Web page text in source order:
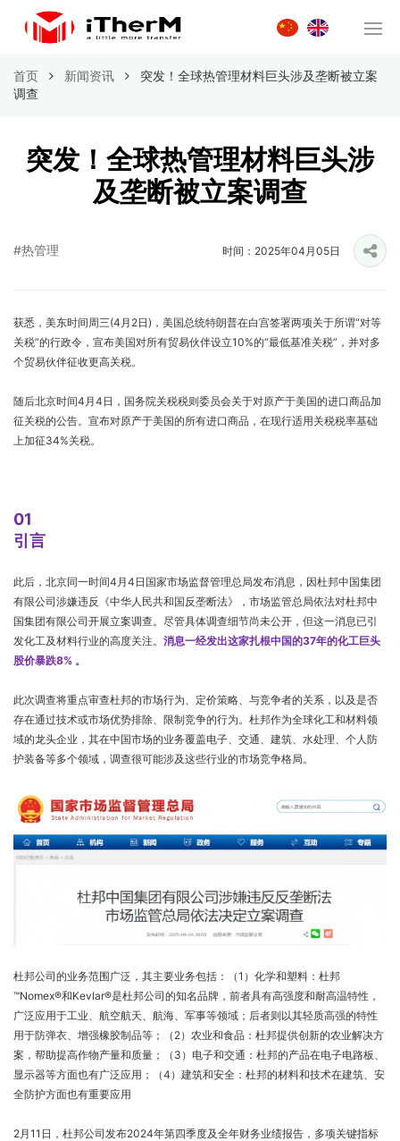
首页 新闻资讯
突发！全球热管理材料巨头涉及垄断被立案
调查
突发！全球热管理材料巨头涉
及垄断被立案调查
#热管理 时间：2025年04月05日
获悉，美东时间周三(4月2日)，美国总统特朗普在白宫签署两项关于所谓“对等
关税”的行政令，宣布美国对所有贸易伙伴设立10%的“最低基准关税”，并对多
个贸易伙伴征收更高关税。
随后北京时间4月4日，国务院关税税则委员会关于对原产于美国的进口商品加
征关税的公告。宣布对原产于美国的所有进口商品，在现行适用关税税率基础
上加征34%关税。
01
引言
此后，北京同一时间4月4日国家市场监督管理总局发布消息，因杜邦中国集团
有限公司涉嫌违反《中华人民共和国反垄断法》，市场监管总局依法对杜邦中
国集团有限公司开展立案调查。尽管具体调查细节尚未公开，但这一消息已引
发化工及材料行业的高度关注。 消息一经发出这家扎根中国的37年的化工巨头
股价暴跌8% 。
此次调查将重点审查杜邦的市场行为、定价策略、与竞争者的关系，以及是否
存在通过技术或市场优势排除、限制竞争的行为。杜邦作为全球化工和材料领
域的龙头企业，其在中国市场的业务覆盖电子、交通、建筑、水处理、个人防
护装备等多个领域，调查很可能涉及这些行业的市场竞争格局。
杜邦公司的业务范围广泛，其主要业务包括：（1）化学和塑料‌：杜邦
™Nomex®和Kevlar®是杜邦公司的知名品牌，前者具有高强度和耐高温特性，
广泛应用于工业、航空航天、航海、军事等领域；后者则以其轻质高强的特性
用于防弹衣、增强橡胶制品等；（2）农业和食品‌：杜邦提供创新的农业解决方
案，帮助提高作物产量和质量；（3）电子和交通‌：杜邦的产品在电子电路板、
显示器等方面也有广泛应用；（4）建筑和安全‌：杜邦的材料和技术在建筑、安
全防护方面也有重要应用
2月11日，杜邦公司发布2024年第四季度及全年财务业绩报告，多项关键指标